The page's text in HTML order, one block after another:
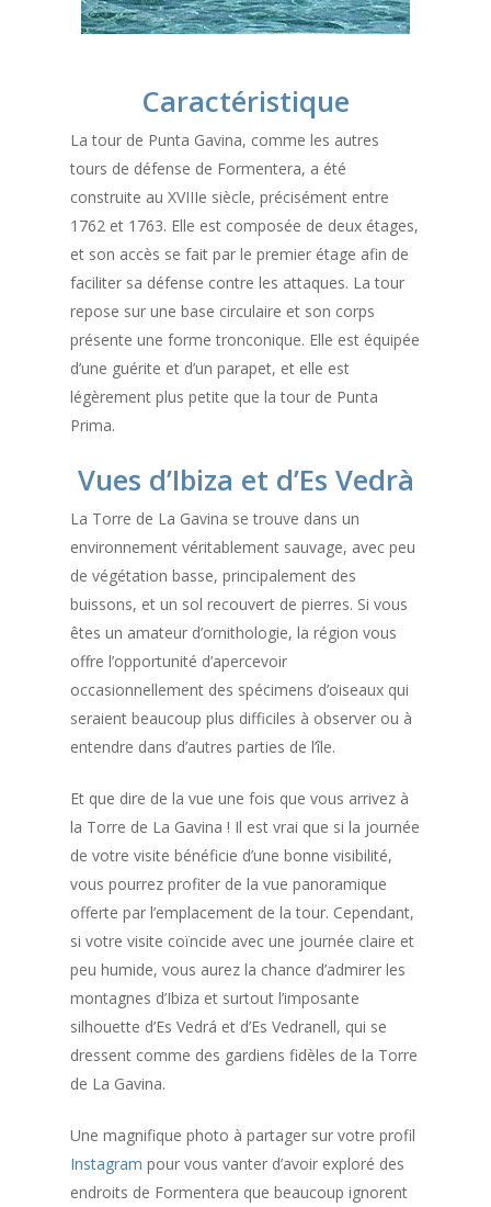
Caractéristique
La tour de Punta Gavina, comme les autres
tours de défense de Formentera, a été
construite au XVIIIe siècle, précisément entre
1762 et 1763. Elle est composée de deux étages,
et son accès se fait par le premier étage afin de
faciliter sa défense contre les attaques. La tour
repose sur une base circulaire et son corps
présente une forme tronconique. Elle est équipée
d’une guérite et d’un parapet, et elle est
légèrement plus petite que la tour de Punta
Prima.
Vues d’Ibiza et d’Es Vedrà
La Torre de La Gavina se trouve dans un
environnement véritablement sauvage, avec peu
de végétation basse, principalement des
buissons, et un sol recouvert de pierres. Si vous
êtes un amateur d’ornithologie, la région vous
offre l’opportunité d’apercevoir
occasionnellement des spécimens d’oiseaux qui
seraient beaucoup plus difficiles à observer ou à
entendre dans d’autres parties de l’île.
Et que dire de la vue une fois que vous arrivez à
la Torre de La Gavina ! Il est vrai que si la journée
de votre visite bénéficie d’une bonne visibilité,
vous pourrez profiter de la vue panoramique
offerte par l’emplacement de la tour. Cependant,
si votre visite coïncide avec une journée claire et
peu humide, vous aurez la chance d’admirer les
montagnes d’Ibiza et surtout l’imposante
silhouette d’Es Vedrá et d’Es Vedranell, qui se
dressent comme des gardiens fidèles de la Torre
de La Gavina.
Une magnifique photo à partager sur votre profil
Instagram pour vous vanter d’avoir exploré des
endroits de Formentera que beaucoup ignorent